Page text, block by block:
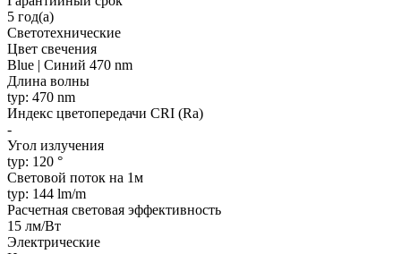
5 год(а)
Светотехнические
Цвет свечения
Blue | Синий 470 nm
Длина волны
typ: 470 nm
Индекс цветопередачи CRI (Ra)
-
Угол излучения
typ: 120 °
Световой поток на 1м
typ: 144 lm/m
Расчетная световая эффективность
15 лм/Вт
Электрические